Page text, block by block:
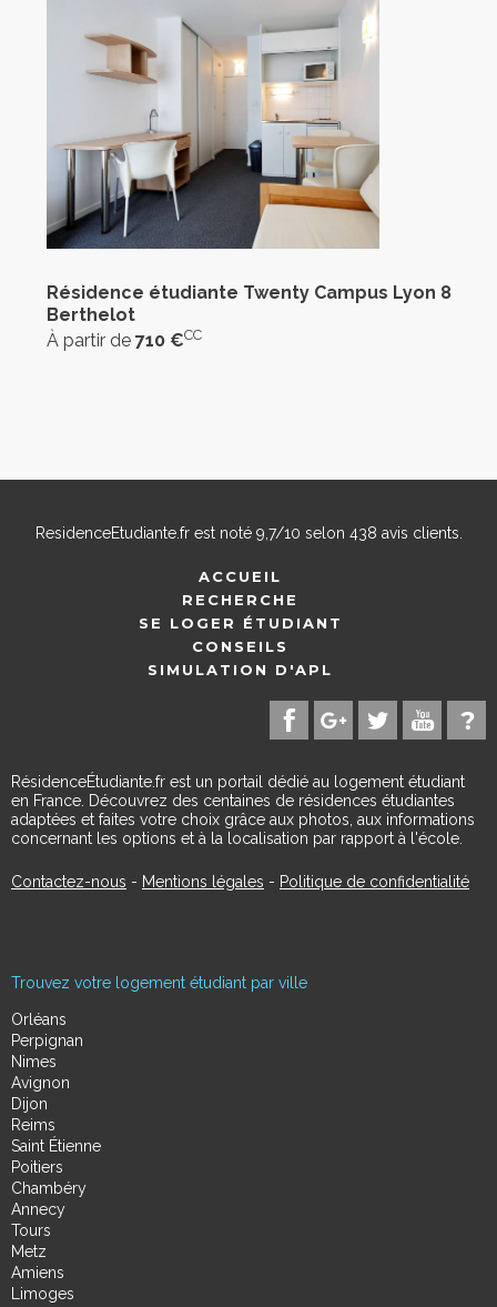
Résidence étudiante Twenty Campus Lyon 8
Berthelot
À partir de 710 €CC
ResidenceEtudiante.frest noté 9,7/10 selon 438 avis clients.
ACCUEIL
RECHERCHE
SE LOGER ÉTUDIANT
CONSEILS
SIMULATION D'APL
RésidenceÉtudiante.fr est un portail dédié au logement étudiant
en France. Découvrez des centaines de résidences étudiantes
adaptées et faites votre choix grâce aux photos, aux informations
concernant les options et à la localisation par rapport à l'école.
Contactez-nous - Mentions légales - Politique de confidentialité
Trouvez votre logement étudiant par ville
Orléans
Perpignan
Nimes
Avignon
Dijon
Reims
Saint Étienne
Poitiers
Chambéry
Annecy
Tours
Metz
Amiens
Limoges